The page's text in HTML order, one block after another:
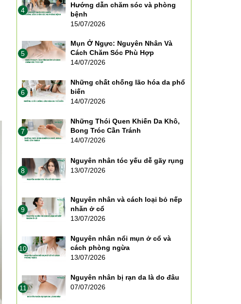
4
Hướng dẫn chăm sóc và phòng
bệnh
15/07/2026
5
Mụn Ở Ngực: Nguyên Nhân Và
Cách Chăm Sóc Phù Hợp
14/07/2026
6
Những chất chống lão hóa da phổ
biến
14/07/2026
7
Những Thói Quen Khiến Da Khô,
Bong Tróc Cần Tránh
14/07/2026
8
Nguyên nhân tóc yếu dễ gãy rụng
13/07/2026
9
Nguyên nhân và cách loại bỏ nếp
nhăn ở cổ
13/07/2026
10
Nguyên nhân nổi mụn ở cổ và
cách phòng ngừa
13/07/2026
11
Nguyên nhân bị rạn da là do đâu
07/07/2026